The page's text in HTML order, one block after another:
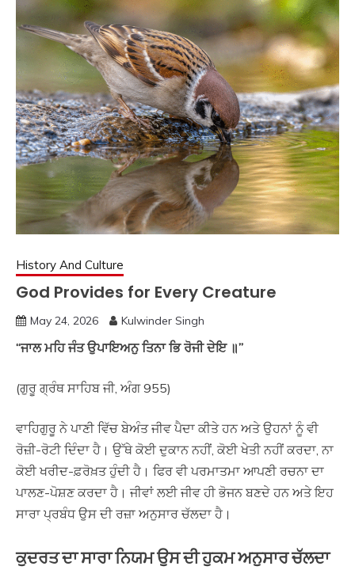
History And Culture
God Provides for Every Creature
May 24, 2026 Kulwinder Singh
“ਜਾਲ ਮਹਿ ਜੰਤ ਉਪਾਇਅਨੁ ਤਿਨਾ ਭਿ ਰੋਜੀ ਦੇਇ ॥”
(ਗੁਰੂ ਗ੍ਰੰਥ ਸਾਹਿਬ ਜੀ, ਅੰਗ 955)
ਵਾਹਿਗੁਰੂ ਨੇ ਪਾਣੀ ਵਿੱਚ ਬੇਅੰਤ ਜੀਵ ਪੈਦਾ ਕੀਤੇ ਹਨ ਅਤੇ ਉਹਨਾਂ ਨੂੰ ਵੀ
ਰੋਜ਼ੀ-ਰੋਟੀ ਦਿੰਦਾ ਹੈ। ਉੱਥੇ ਕੋਈ ਦੁਕਾਨ ਨਹੀਂ, ਕੋਈ ਖੇਤੀ ਨਹੀਂ ਕਰਦਾ, ਨਾ
ਕੋਈ ਖਰੀਦ-ਫ਼ਰੋਖ਼ਤ ਹੁੰਦੀ ਹੈ। ਫਿਰ ਵੀ ਪਰਮਾਤਮਾ ਆਪਣੀ ਰਚਨਾ ਦਾ
ਪਾਲਣ-ਪੋਸ਼ਣ ਕਰਦਾ ਹੈ। ਜੀਵਾਂ ਲਈ ਜੀਵ ਹੀ ਭੋਜਨ ਬਣਦੇ ਹਨ ਅਤੇ ਇਹ
ਸਾਰਾ ਪ੍ਰਬੰਧ ਉਸ ਦੀ ਰਜ਼ਾ ਅਨੁਸਾਰ ਚੱਲਦਾ ਹੈ।
ਕੁਦਰਤ ਦਾ ਸਾਰਾ ਨਿਯਮ ਉਸ ਦੀ ਹੁਕਮ ਅਨੁਸਾਰ ਚੱਲਦਾ